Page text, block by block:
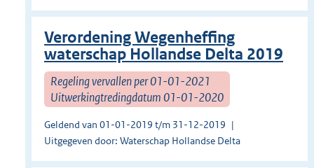
Verordening Wegenheffing
waterschap Hollandse Delta 2019
Regeling vervallen per 01-01-2021
Uitwerkingtredingdatum 01-01-2020
Geldend van 01-01-2019 t/m 31-12-2019
Uitgegeven door: Waterschap Hollandse Delta